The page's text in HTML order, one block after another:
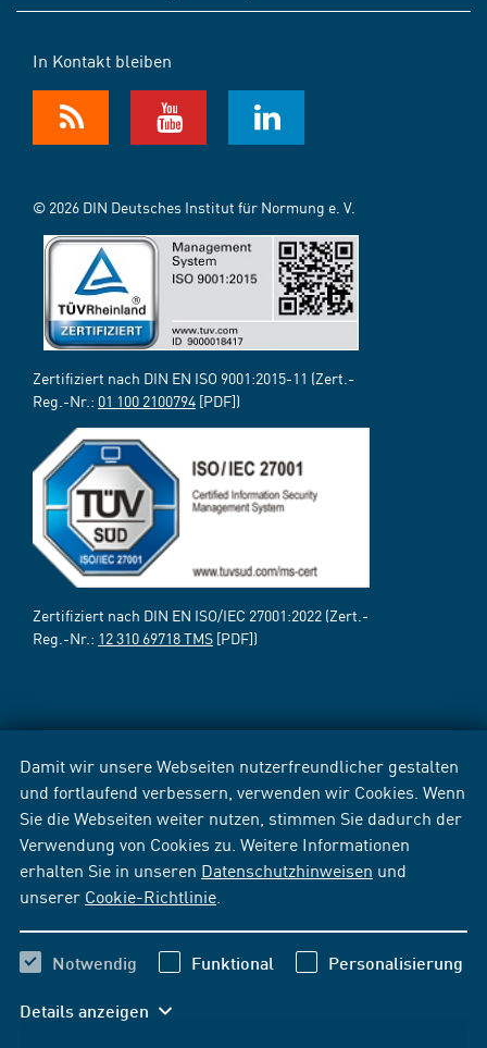
Damit wir unsere Webseiten nutzerfreundlicher gestalten
und fortlaufend verbessern, verwenden wir Cookies. Wenn
Sie die Webseiten weiter nutzen, stimmen Sie dadurch der
Verwendung von Cookies zu. Weitere Informationen
erhalten Sie in unseren Datenschutzhinweisen und
unserer Cookie-Richtlinie
Notwendig Funktional Personalisierung
Details anzeigen
In Kontakt bleiben
© 2026 DIN Deutsches Institut für Normung e. V.
Zertifiziert nach DIN EN ISO 9001:2015-11 (Zert.-
Reg.-Nr.: 01 100 2100794 [PDF])
Zertifiziert nach DIN EN ISO/IEC 27001:2022 (Zert.-
Reg.-Nr.: 12 310 69718 TMS [PDF])